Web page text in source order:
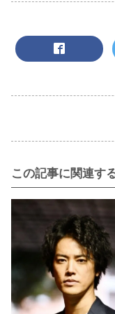
この記事に関連す